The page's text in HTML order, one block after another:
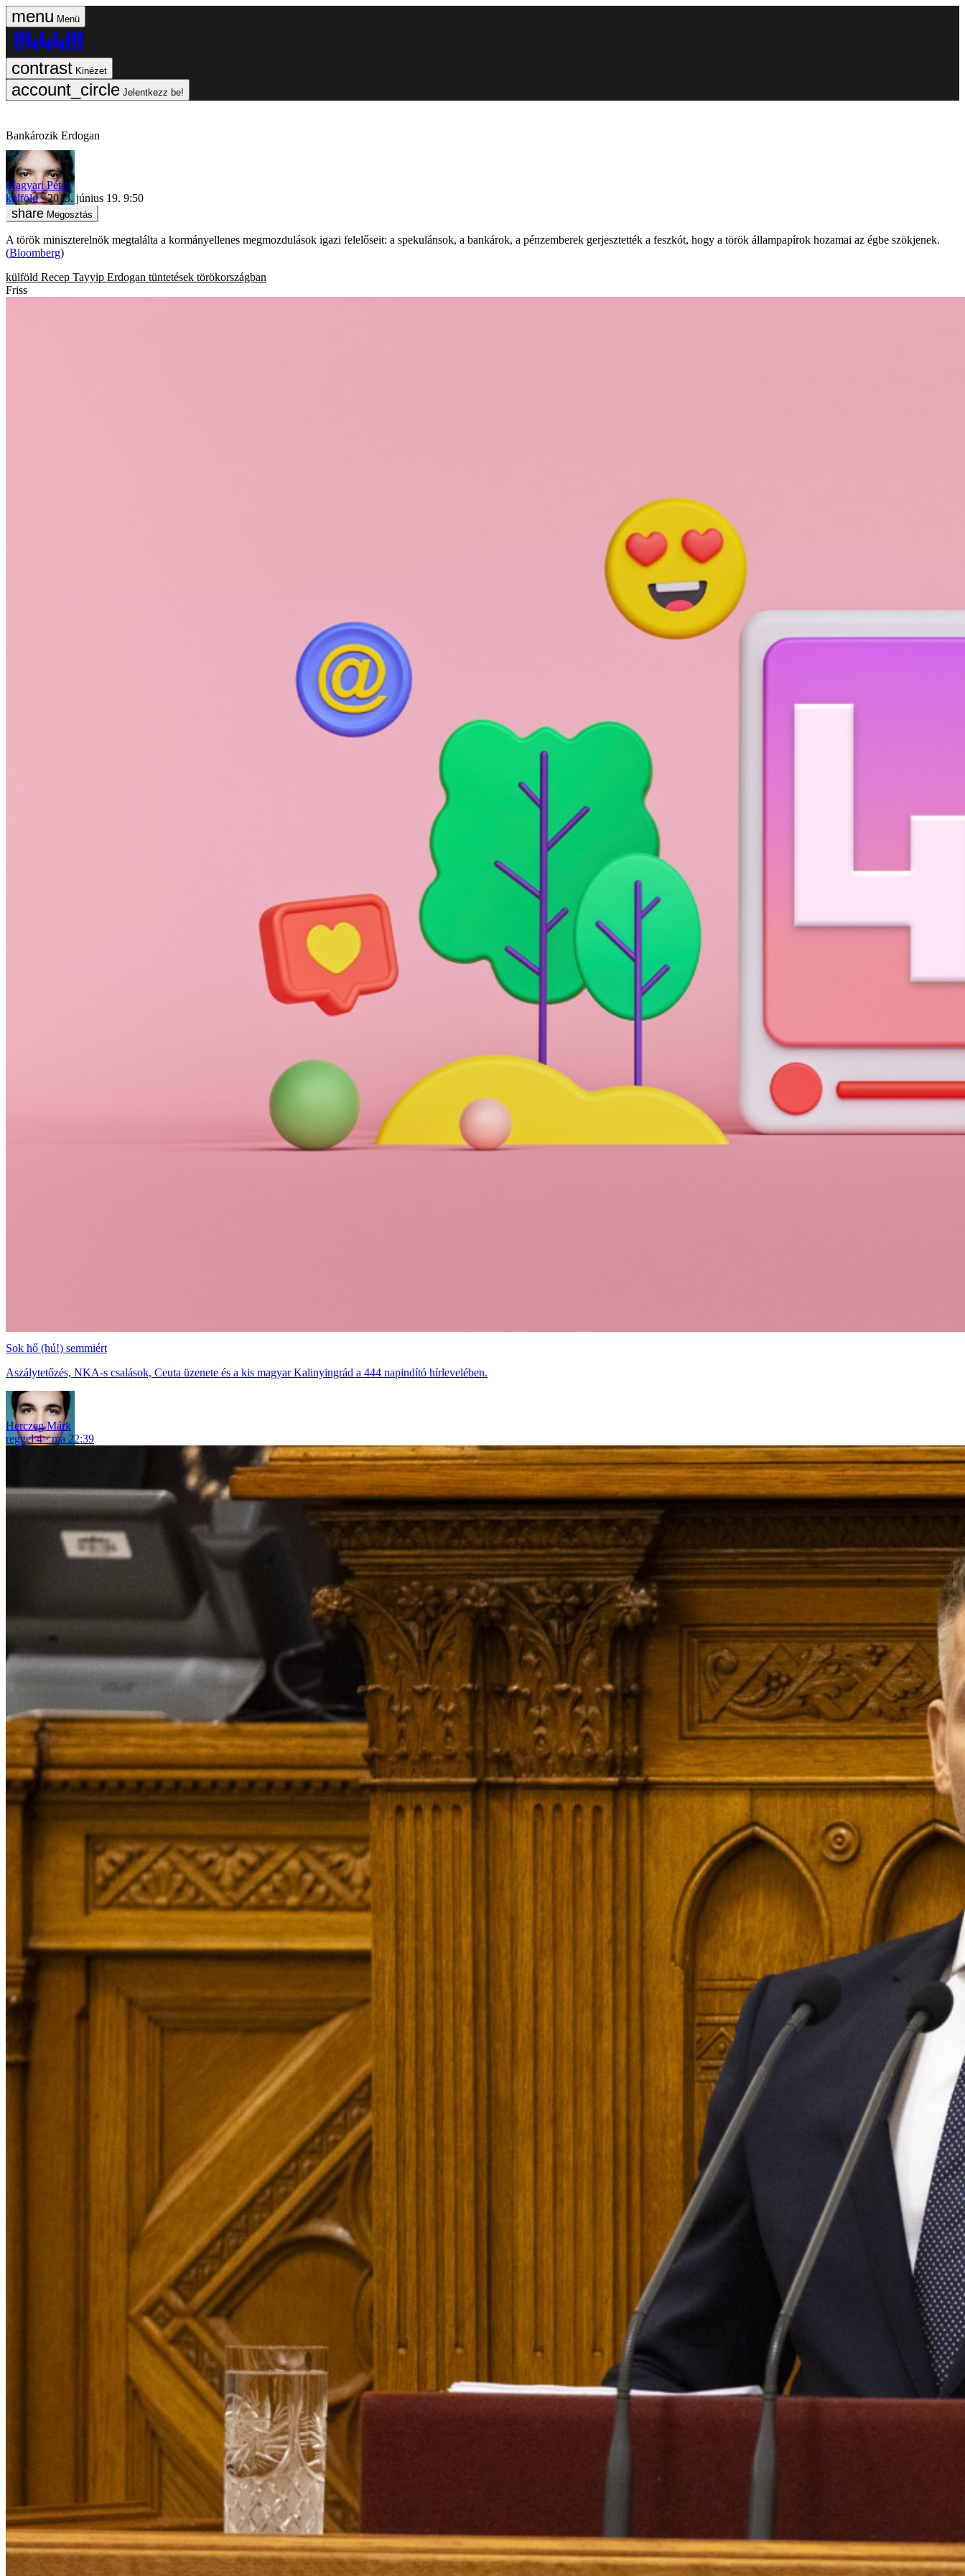
Menü
Kinézet
Jelentkezz be!
Bankározik Erdogan
Magyari Péter
külföld
2013. június 19. 9:50
Megosztás
A török miniszterelnök megtalálta a kormányellenes megmozdulások igazi felelőseit: a spekulánsok, a bankárok, a pénzemberek gerjesztették a feszkót, hogy a török állampapírok hozamai az égbe szökjenek.
(Bloomberg)
külföld Recep Tayyip Erdogan tüntetések törökországban
Friss
Sok hő (hú!) semmiért
Aszálytetőzés, NKA-s csalások, Ceuta üzenete és a kis magyar Kalinyingrád a 444 napindító hírlevelében.
Herczeg Márk
reggel 4
ma 22:39